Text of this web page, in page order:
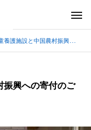
施設と中国農村振興への寄付のご報告
振興への寄付のご